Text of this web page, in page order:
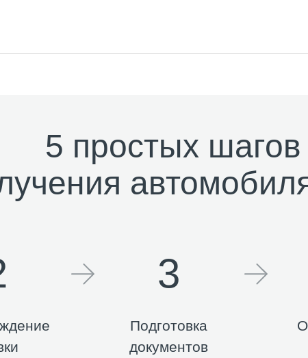
5 простых шагов
3
Подготовка
документов